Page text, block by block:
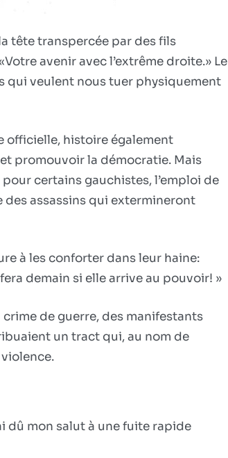
tête transpercée par des fils
avenir avec l’extrême droite.» Le
qui veulent nous tuer physiquement
officielle, histoire également
promouvoir la démocratie. Mais
certains gauchistes, l’emploi de
assassins qui extermineront
à les conforter dans leur haine:
demain si elle arrive au pouvoir! »
de guerre, des manifestants
un tract qui, au nom de
dû mon salut à une fuite rapide